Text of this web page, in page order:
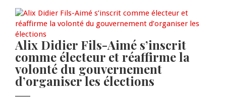
Alix Didier Fils-Aimé s’inscrit
comme électeur et réaffirme la
volonté du gouvernement
d’organiser les élections